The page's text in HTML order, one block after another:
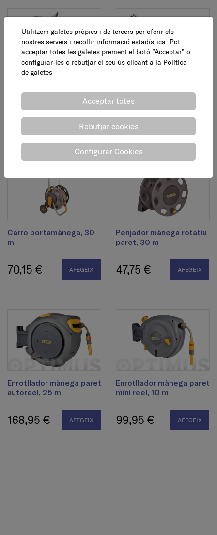
cabines de serveis
23,95 € AFEGEIX
cabines de serveis
42,15 € AFEGEIX
Carro portamànega, 30
m
70,15 € AFEGEIX
Penjador mànega rotatiu
paret, 30 m
47,75 € AFEGEIX
Enrotllador mànega paret
autoreel, 25 m
168,95 € AFEGEIX
Enrotllador mànega paret
mini reel, 10 m
99,95 € AFEGEIX
Utilitzem galetes pròpies i de tercers per oferir els
nostres serveis i recollir informació estadística. Pot
acceptar totes les galetes prement el botó ”Acceptar” o
configurar-les o rebutjar el seu ús clicant a la Política
de galetes
Acceptar totes
Rebutjar cookies
Configurar Cookies